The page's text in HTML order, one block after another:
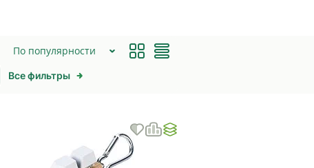
Все фильтры
По популярности